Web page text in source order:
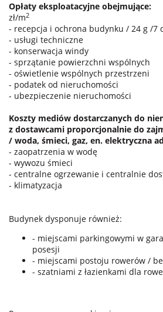
Opłaty eksploatacyjne obejmujące:
zł/m2
- recepcja i ochrona budynku / 24 g /7
- usługi techniczne
- konserwacja windy
- sprzątanie powierzchni wspólnych
- oświetlenie wspólnych przestrzeni
- podatek od nieruchomości
- ubezpieczenie nieruchomości
Koszty mediów dostarczanych do
z dostawcami proporcjonalnie do
/ woda, śmieci, gaz, en. elektryczna
- zaopatrzenia w wodę
- wywozu śmieci
- centralne ogrzewanie i centralnie
- klimatyzacja
Budynek dysponuje również:
- miejscami parkingowymi w
posesji
- miejscami postoju rowerów /
- szatniami z łazienkami dla